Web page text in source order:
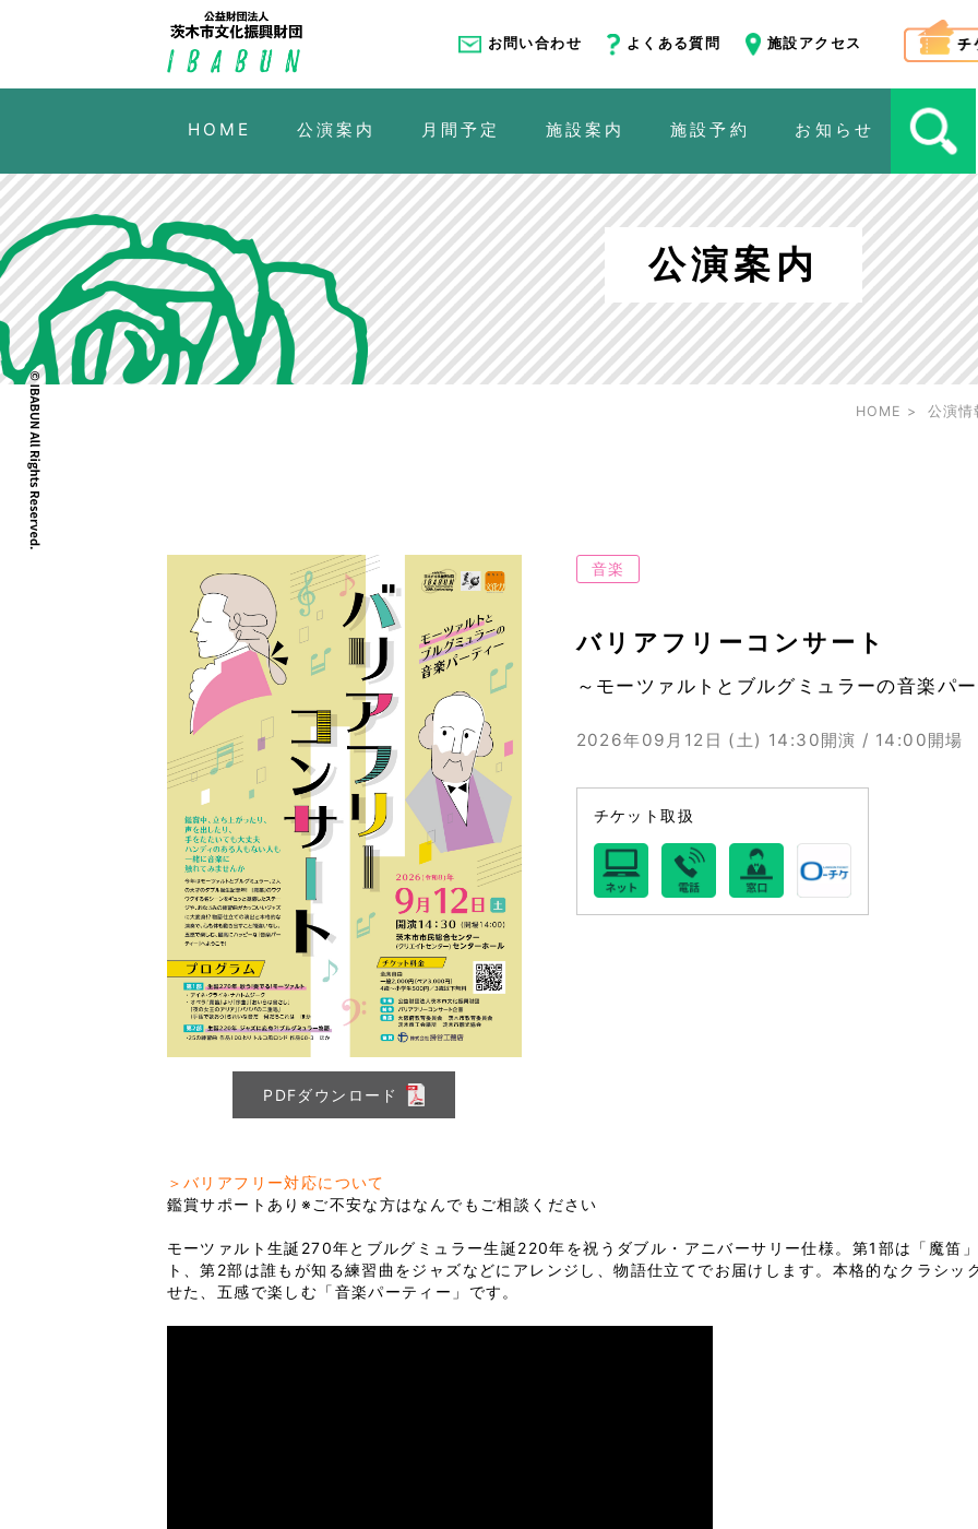
お問い合わせ よくある質問 施設アクセス
HOME 公演案内 月間予定 施設案内 施設予約 お知らせ
公演案内
HOME 公演情
PDFダウンロード
音楽
バリアフリーコンサート
～モーツァルトとブルグミュラーの音楽パ
2026年09月12日 (土) 14:30開演 / 14:00開場
チケット取扱
＞バリアフリー対応について
鑑賞サポートあり※ご不安な方はなんでもご相談ください
モーツァルト生誕270年とブルグミュラー生誕220年を祝うダブル・アニバーサリー仕様。第1部は「魔笛
ト、第2部は誰もが知る練習曲をジャズなどにアレンジし、物語仕立てでお届けします。本格的なクラシッ
せた、五感で楽しむ「音楽パーティー」です。